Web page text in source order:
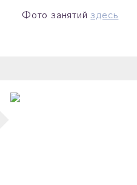
Фото занятийздесь